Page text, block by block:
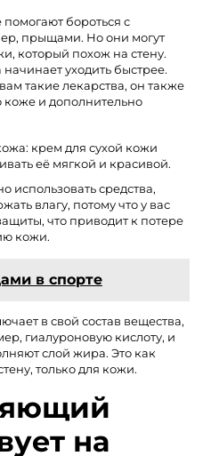
помогают бороться с
прыщами. Но они могут
который похож на стену.
начинает уходить быстрее.
такие лекарства, он также
коже и дополнительно
крем для сухой кожи
её мягкой и красивой.
использовать средства,
влагу, потому что у вас
что приводит к потере
кожи.
в спорте
в свой состав вещества,
гиалуроновую кислоту, и
слой жира. Это как
только для кожи.
на